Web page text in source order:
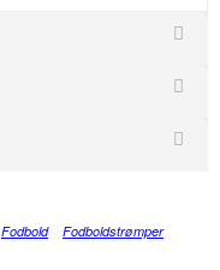
Fodbold
Fodboldstrømper